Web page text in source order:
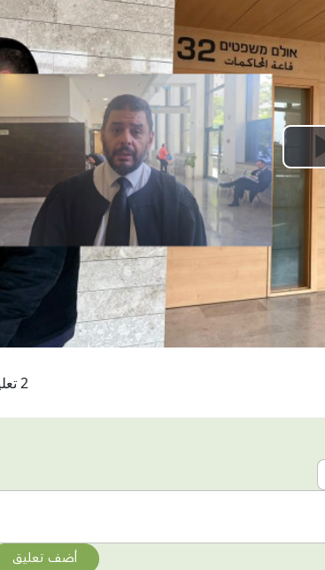
Play
Video
2 تعليقات
أضف تعليق